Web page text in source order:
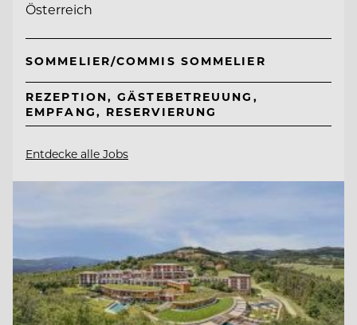
Österreich
SOMMELIER/COMMIS SOMMELIER
REZEPTION, GÄSTEBETREUUNG,
EMPFANG, RESERVIERUNG
Entdecke alle Jobs